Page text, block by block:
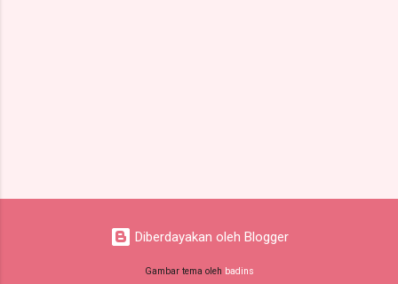
Diberdayakan oleh Blogger
Gambar tema oleh badins